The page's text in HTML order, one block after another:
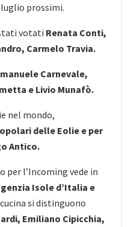
luglio prossimi.
votati Renata Conti,
Carmelo Travia.
Carnevale,
e Livio Munafò.
nel mondo,
delle Eoliee per
Antico.
per l’Incoming vede in
Isole d’Italia e
si distinguono
Emiliano Cipicchia,